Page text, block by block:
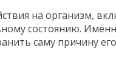
на организм,
состоянию.
саму причину